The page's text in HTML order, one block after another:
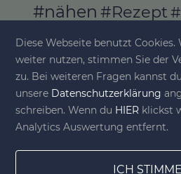
#nähen #Rezept
#Rezepte
#Selfmade
#Upcycling
Diese Webseite benutzt Cookies.
weiter nutzen, stimmen Sie der
zu. Bei weiteren Fragen kannst
unsere Datenschutzerklärung
schreiben. Wenn du HIER klickst
Analytics Auswertung entfernt.
ICH